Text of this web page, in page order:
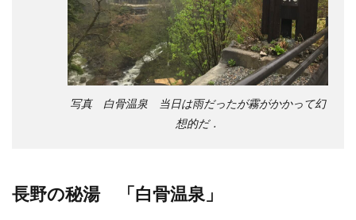
写真 白骨温泉 当日は雨だったが霧がかかって幻
想的だ．
長野の秘湯 「白骨温泉」